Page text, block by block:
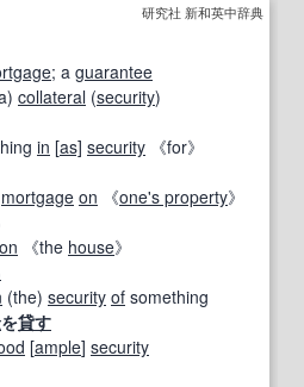
研究社 新和英中辞典
; a guarantee
collateral (security)
in [as] security 《for》
mortgage on 《one's property》
on 《the house》
(the) security of something
を貸す
[ample] security